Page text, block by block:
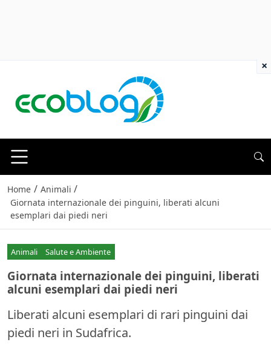
Home / Animali /
Giornata internazionale dei pinguini, liberati alcuni
esemplari dai piedi neri
Animali Salute e Ambiente
Giornata internazionale dei pinguini, liberati
alcuni esemplari dai piedi neri
Liberati alcuni esemplari di rari pinguini dai
piedi neri in Sudafrica.
×